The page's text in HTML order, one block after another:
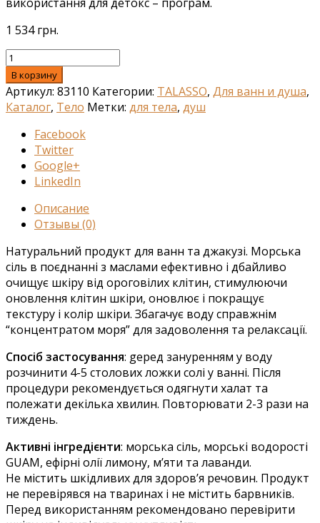
1 534грн.
В корзину
Артикул: 83110 Категории: TALASSO, Для ванн и душа,
Каталог, Тело Метки: для тела, душ
Facebook
Twitter
Google+
LinkedIn
Описание
Отзывы (0)
Натуральний продукт для ванн та джакузі. Морська
сіль в поєднанні з маслами ефективно і дбайливо
очищує шкіру від ороговілих клітин, стимулюючи
оновлення клітин шкіри, оновлює і покращує
текстуру і колір шкіри. Збагачує воду справжнім
“концентратом моря” для задоволення та релаксації.
Спосіб застосування: gеред зануренням у воду
розчинити 4-5 столових ложки солі у ванні. Після
процедури рекомендується одягнути халат та
полежати декілька хвилин. Повторювати 2-3 рази на
тиждень.
Активні інгредієнти: морська сіль, морські водорості
GUAM, ефірні олії лимону, м’яти та лаванди.
Не містить шкідливих для здоров’я речовин. Продукт
не перевірявся на тваринах і не містить барвників.
Перед використанням рекомендовано перевірити